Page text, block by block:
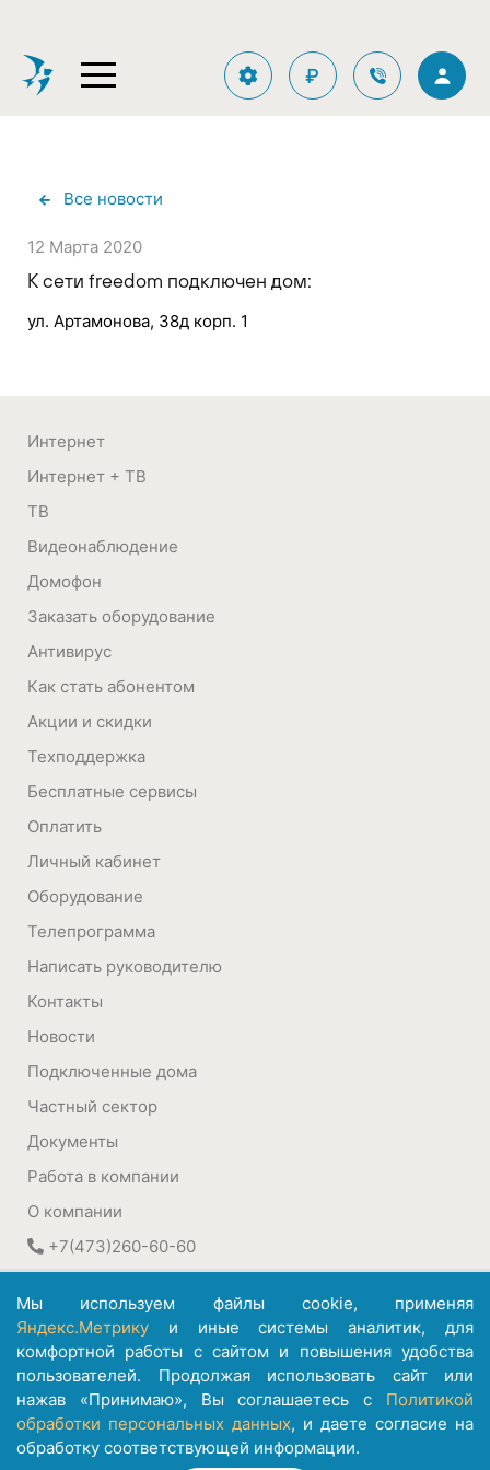
Все новости
12 Марта 2020
К сети freedom подключен дом:
ул. Артамонова, 38д корп. 1
Интернет
Интернет + ТВ
ТВ
Видеонаблюдение
Домофон
Заказать оборудование
Антивирус
Как стать абонентом
Акции и скидки
Техподдержка
Бесплатные сервисы
Оплатить
Личный кабинет
Оборудование
Телепрограмма
Написать руководителю
Контакты
Новости
Подключенные дома
Частный сектор
Документы
Работа в компании
О компании
+7(473)260-60-60
ул. Плехановская, 22а
©АО ИК "Информсвязь-Черноземье"
1992 – 2026
Мы используем файлы cookie, применяя
Яндекс.Метрику и иные системы аналитик, для
комфортной работы с сайтом и повышения удобства
пользователей. Продолжая использовать сайт или
нажав «Принимаю», Вы соглашаетесь с Политикой
обработки персональных данных, и даете согласие на
обработку соответствующей информации.
₽